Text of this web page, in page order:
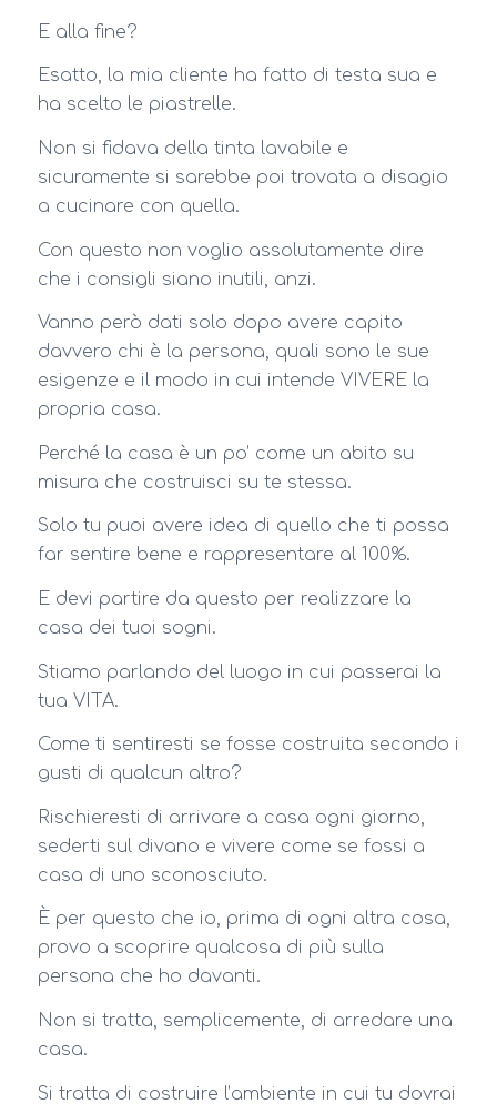
E alla fine?
Esatto, la mia cliente ha fatto di testa sua e
ha scelto le piastrelle.
Non si fidava della tinta lavabile e
sicuramente si sarebbe poi trovata a disagio
a cucinare con quella.
Con questo non voglio assolutamente dire
che i consigli siano inutili, anzi.
Vanno però dati solo dopo avere capito
davvero chi è la persona, quali sono le sue
esigenze e il modo in cui intende VIVERE la
propria casa.
Perché la casa è un po’ come un abito su
misura che costruisci su te stessa.
Solo tu puoi avere idea di quello che ti possa
far sentire bene e rappresentare al 100%.
E devi partire da questo per realizzare la
casa dei tuoi sogni.
Stiamo parlando del luogo in cui passerai la
tua VITA.
Come ti sentiresti se fosse costruita secondo i
gusti di qualcun altro?
Rischieresti di arrivare a casa ogni giorno,
sederti sul divano e vivere come se fossi a
casa di uno sconosciuto.
È per questo che io, prima di ogni altra cosa,
provo a scoprire qualcosa di più sulla
persona che ho davanti.
Non si tratta, semplicemente, di arredare una
casa.
Si tratta di costruire l’ambiente in cui tu dovrai